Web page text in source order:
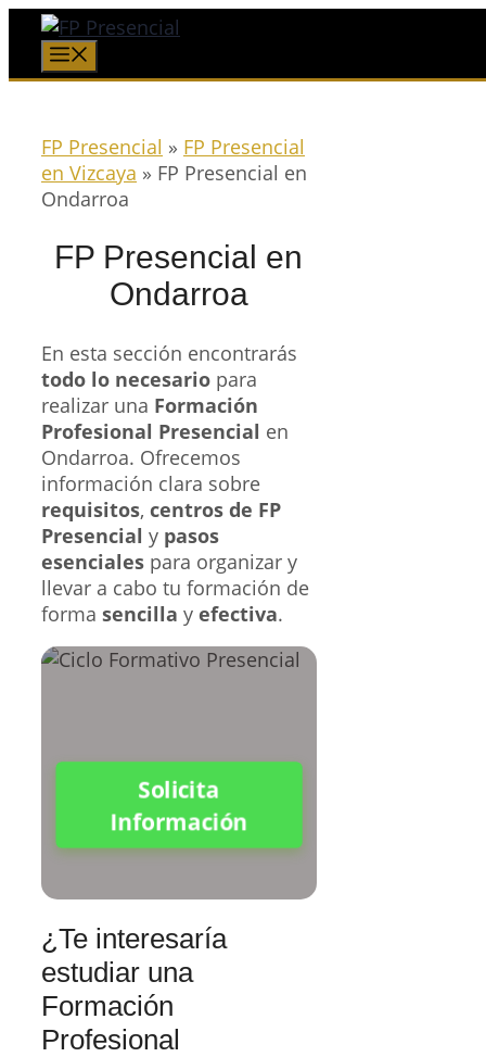
Saltar
contenido
FP Presencial » FP Presencial
en Vizcaya » FP Presencial en
Ondarroa
FP Presencial en
Ondarroa
En esta sección encontrarás
todo lo necesario para
realizar una Formación
Profesional Presencial en
Ondarroa. Ofrecemos
información clara sobre
requisitos, centros de FP
Presencial y pasos
esenciales para organizar y
llevar a cabo tu formación de
forma sencilla y efectiva.
Solicita
Información
¿Te interesaría
estudiar una
Formación
Profesional